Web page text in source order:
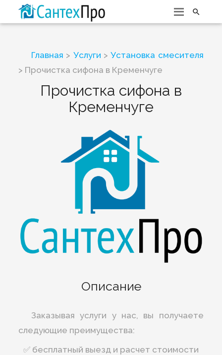

Главная > Услуги >Установка смесителя
> Прочистка сифона в Кременчуге
Прочистка сифона в
Кременчуге
Описание
Заказывая услуги у нас, вы получаете
следующие преимущества:
✅ бесплатный выезд и расчет стоимости️